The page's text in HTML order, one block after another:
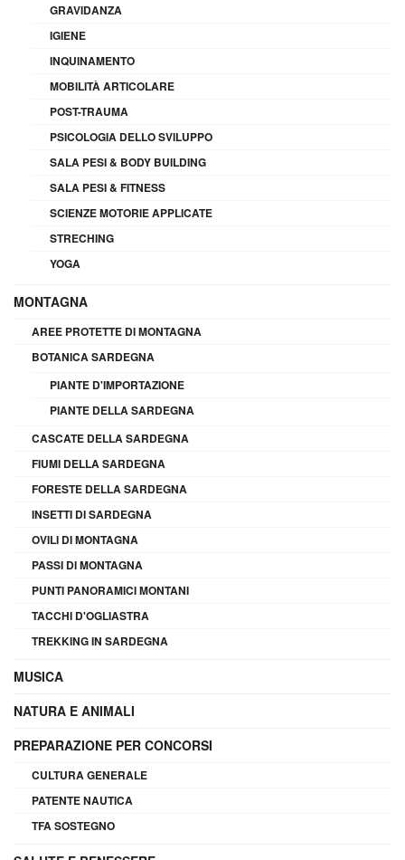
GRAVIDANZA
IGIENE
INQUINAMENTO
MOBILITÀ ARTICOLARE
POST-TRAUMA
PSICOLOGIA DELLO SVILUPPO
SALA PESI & BODY BUILDING
SALA PESI & FITNESS
SCIENZE MOTORIE APPLICATE
STRECHING
YOGA
MONTAGNA
AREE PROTETTE DI MONTAGNA
BOTANICA SARDEGNA
PIANTE D'IMPORTAZIONE
PIANTE DELLA SARDEGNA
CASCATE DELLA SARDEGNA
FIUMI DELLA SARDEGNA
FORESTE DELLA SARDEGNA
INSETTI DI SARDEGNA
OVILI DI MONTAGNA
PASSI DI MONTAGNA
PUNTI PANORAMICI MONTANI
TACCHI D'OGLIASTRA
TREKKING IN SARDEGNA
MUSICA
NATURA E ANIMALI
PREPARAZIONE PER CONCORSI
CULTURA GENERALE
PATENTE NAUTICA
TFA SOSTEGNO